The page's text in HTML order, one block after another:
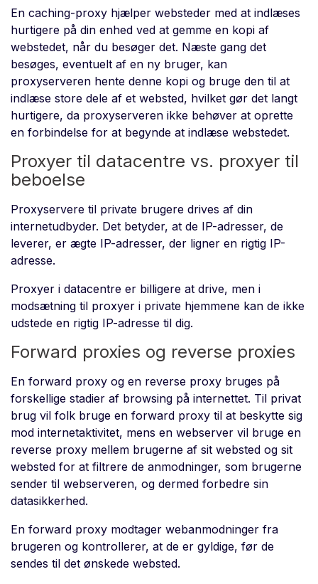
En caching-proxy hjælper websteder med at indlæses
hurtigere på din enhed ved at gemme en kopi af
webstedet, når du besøger det. Næste gang det
besøges, eventuelt af en ny bruger, kan
proxyserveren hente denne kopi og bruge den til at
indlæse store dele af et websted, hvilket gør det langt
hurtigere, da proxyserveren ikke behøver at oprette
en forbindelse for at begynde at indlæse webstedet.
Proxyer til datacentre vs. proxyer til
beboelse
Proxyservere til private brugere drives af din
internetudbyder. Det betyder, at de IP-adresser, de
leverer, er ægte IP-adresser, der ligner en rigtig IP-
adresse.
Proxyer i datacentre er billigere at drive, men i
modsætning til proxyer i private hjemmene kan de ikke
udstede en rigtig IP-adresse til dig.
Forward proxies og reverse proxies
En forward proxy og en reverse proxy bruges på
forskellige stadier af browsing på internettet. Til privat
brug vil folk bruge en forward proxy til at beskytte sig
mod internetaktivitet, mens en webserver vil bruge en
reverse proxy mellem brugerne af sit websted og sit
websted for at filtrere de anmodninger, som brugerne
sender til webserveren, og dermed forbedre sin
datasikkerhed.
En forward proxy modtager webanmodninger fra
brugeren og kontrollerer, at de er gyldige, før de
sendes til det ønskede websted.